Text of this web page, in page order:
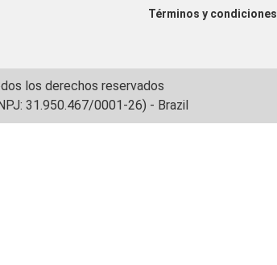
Términos y condiciones
los derechos reservados
31.950.467/0001-26) - Brazil